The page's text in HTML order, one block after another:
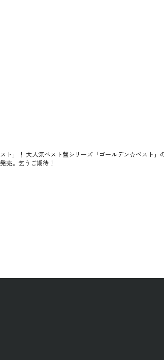
ト」！ 大人気ベスト盤シリーズ「ゴールデン☆ベスト」
売。乞うご期待！